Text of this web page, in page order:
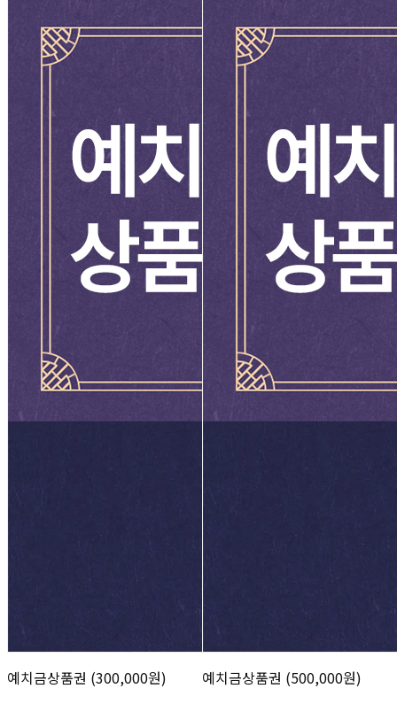
예치금상품권 (300,000원) 예치금상품권 (500,000원)